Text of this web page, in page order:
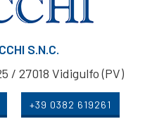
S.N.C.
/ 27018 Vidigulfo (PV)
+39 0382 619261